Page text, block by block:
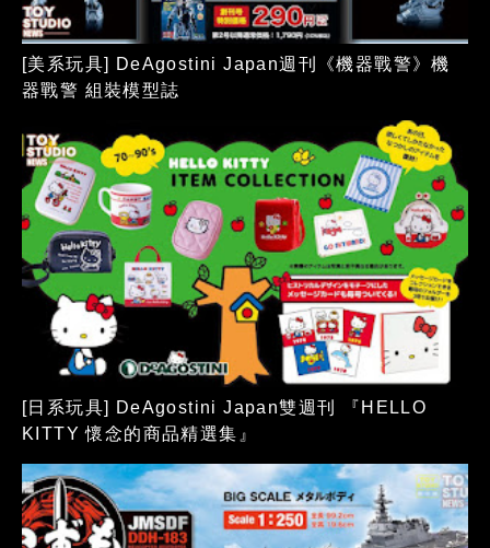
[美系玩具] DeAgostini Japan週刊《機器戰警》機
器戰警 組裝模型誌
[日系玩具] DeAgostini Japan雙週刊 『HELLO
KITTY 懷念的商品精選集』